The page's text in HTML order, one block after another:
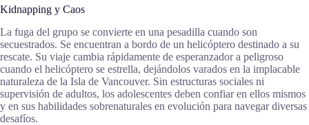
Kidnapping y Caos
La fuga del grupo se convierte en una pesadilla cuando son
secuestrados. Se encuentran a bordo de un helicóptero destinado a su
rescate. Su viaje cambia rápidamente de esperanzador a peligroso
cuando el helicóptero se estrella, dejándolos varados en la implacable
naturaleza de la Isla de Vancouver. Sin estructuras sociales ni
supervisión de adultos, los adolescentes deben confiar en ellos mismos
y en sus habilidades sobrenaturales en evolución para navegar diversas
desafíos.